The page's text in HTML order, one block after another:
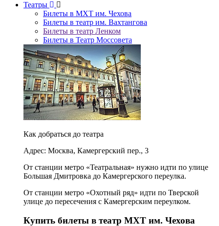
Театры
Билеты в МХТ им. Чехова
Билеты в театр им. Вахтангова
Билеты в театр Ленком
Билеты в Театр Моссовета
Как добраться до театра
Адрес: Москва, Камергерский пер., 3
От станции метро «Театральная» нужно идти по улице
Большая Дмитровка до Камергерского переулка.
От станции метро «Охотный ряд» идти по Тверской
улице до пересечения с Камергерским переулком.
Купить билеты в театр МХТ им. Чехова